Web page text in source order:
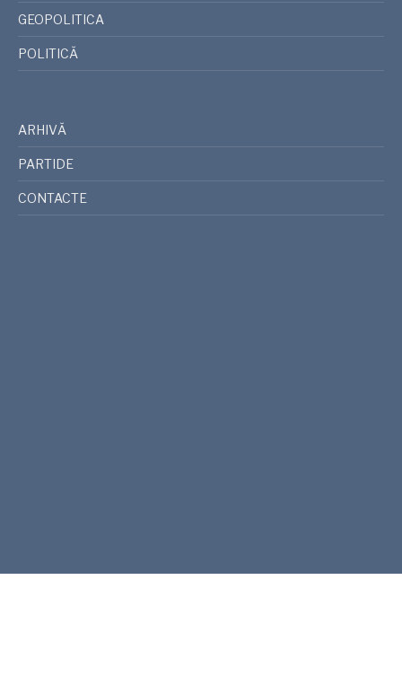
GEOPOLITICA
POLITICĂ
ARHIVĂ
PARTIDE
CONTACTE